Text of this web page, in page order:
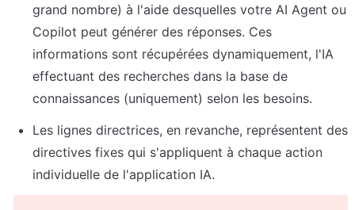
grand nombre) à l'aide desquelles votre AI Agent ou
Copilot peut générer des réponses. Ces
informations sont récupérées dynamiquement, l'IA
effectuant des recherches dans la base de
connaissances (uniquement) selon les besoins.
Les lignes directrices, en revanche, représentent des
directives fixes qui s'appliquent à chaque action